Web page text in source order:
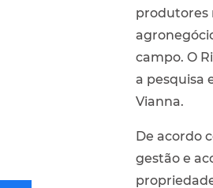
produtores
campo. O
a pesquisa
Vianna.
De acordo
gestão e